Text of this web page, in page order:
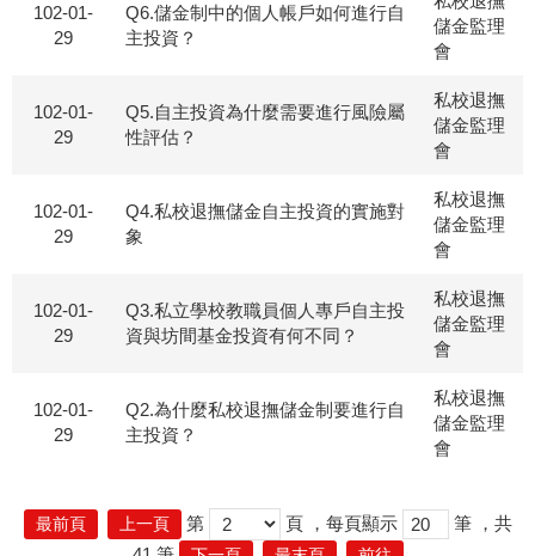
102-01-
29
Q6.儲金制中的個人帳戶如何進行自
主投資？
儲金監理
會
102-01-
29
Q5.自主投資為什麼需要進行風險屬
性評估？
私校退撫
儲金監理
會
102-01-
29
Q4.私校退撫儲金自主投資的實施對
象
私校退撫
儲金監理
會
102-01-
29
Q3.私立學校教職員個人專戶自主投
資與坊間基金投資有何不同？
私校退撫
儲金監理
會
102-01-
29
Q2.為什麼私校退撫儲金制要進行自
主投資？
私校退撫
儲金監理
會
最前頁 上一頁 第 頁 ，每頁顯示 筆
，共